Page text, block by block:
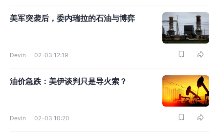
美军突袭后，委内瑞拉的石油与博弈
Devin 02-03 12:19
油价急跌：美伊谈判只是导火索？
Devin 02-03 10:20